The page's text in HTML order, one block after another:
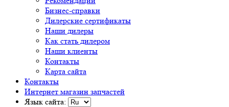
Бизнес-справки
Дилерские сертификаты
Наши дилеры
Как стать дилером
Наши клиенты
Контакты
Карта сайта
Контакты
Интернет магазин запчастей
Язык сайта: